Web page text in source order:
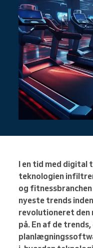
I en tid med
teknologien
og
nyeste trends
revolutioneret den
på. En af de